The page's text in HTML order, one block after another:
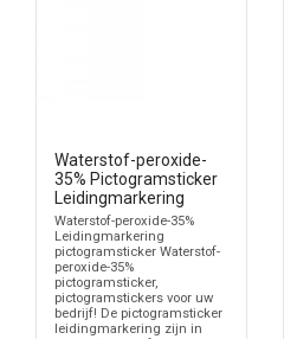
Waterstof-peroxide-
35% Pictogramsticker
Leidingmarkering
Waterstof-peroxide-35%
Leidingmarkering
pictogramsticker Waterstof-
peroxide-35%
pictogramsticker,
pictogramstickers voor uw
bedrijf! De pictogramsticker
leidingmarkering zijn in